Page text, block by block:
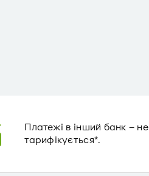
Платежі в інший банк – не
тарифікується*.